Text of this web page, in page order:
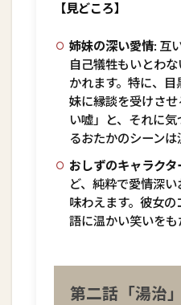
【見どころ】
姉妹の深い愛情: 互
自己犠牲もいとわ
かれます。特に、
妹に縁談を受けさ
い嘘」と、それに
るおたかのシーンは
おしずのキャラクタ
ど、純粋で愛情深
味わえます。彼女
語に温かい笑いをも
第二話「湯治」